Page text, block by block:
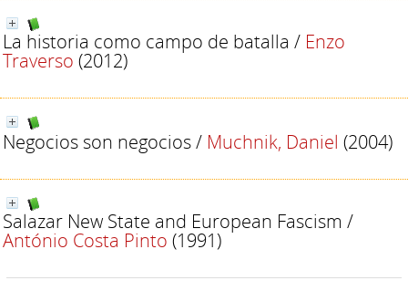
La historia como campo de batalla / Enzo
Traverso (2012)
Negocios son negocios/ Muchnik, Daniel (2004)
Salazar New State and European Fascism /
António Costa Pinto (1991)